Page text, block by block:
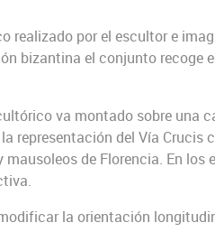
realizado por el escultor e
bizantina el conjunto recoge
va montado sobre una
representación del Vía Crucis
mausoleos de Florencia. En
la orientación